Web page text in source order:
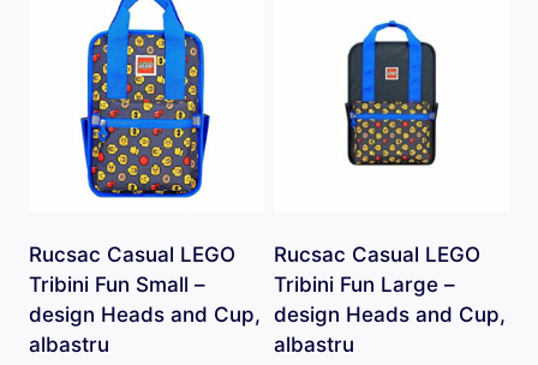
Rucsac Casual LEGO
Tribini Fun Small –
design Heads and Cup,
albastru
Rucsac Casual LEGO
Tribini Fun Large –
design Heads and Cup,
albastru